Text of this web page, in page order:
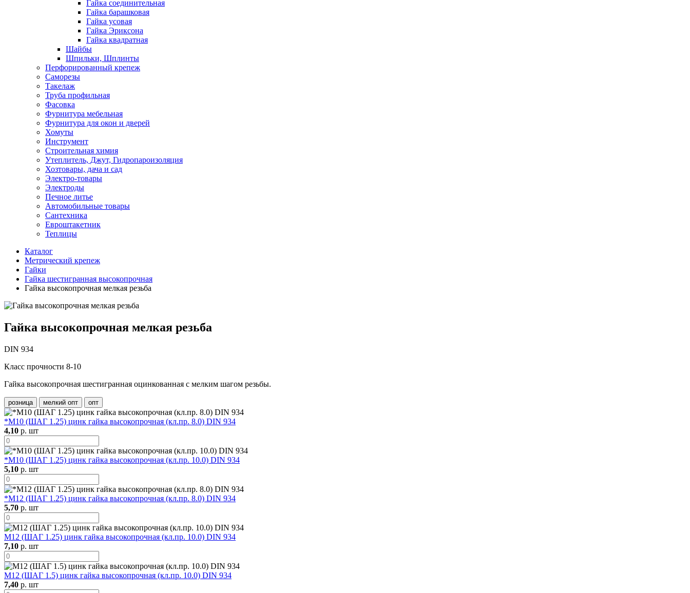
Гайка соединительная
Гайка барашковая
Гайка усовая
Гайка Эриксона
Гайка квадратная
Шайбы
Шпильки, Шплинты
Перфорированный крепеж
Саморезы
Такелаж
Труба профильная
Фасовка
Фурнитура мебельная
Фурнитура для окон и дверей
Хомуты
Инструмент
Строительная химия
Утеплитель, Джут, Гидропароизоляция
Хозтовары, дача и сад
Электро-товары
Электроды
Печное литье
Автомобильные товары
Сантехника
Евроштакетник
Теплицы
Каталог
Метрический крепеж
Гайки
Гайка шестигранная высокопрочная
Гайка высокопрочная мелкая резьба
Гайка высокопрочная мелкая резьба
DIN 934
Класс прочности 8-10
Гайка высокопрочная шестигранная оцинкованная с мелким шагом резьбы.
розница мелкий опт опт
*М10 (ШАГ 1.25) цинк гайка высокопрочная (кл.пр. 8.0) DIN 934
4,10 р. шт
*М10 (ШАГ 1.25) цинк гайка высокопрочная (кл.пр. 10.0) DIN 934
5,10 р. шт
*М12 (ШАГ 1.25) цинк гайка высокопрочная (кл.пр. 8.0) DIN 934
5,70 р. шт
М12 (ШАГ 1.25) цинк гайка высокопрочная (кл.пр. 10.0) DIN 934
7,10 р. шт
М12 (ШАГ 1.5) цинк гайка высокопрочная (кл.пр. 10.0) DIN 934
7,40 р. шт